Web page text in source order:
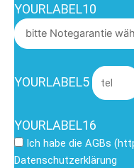
YOURLABEL10
YOURLABEL5
YOURLABEL16
Ich habe die AGBs
Datenschutzerklärung